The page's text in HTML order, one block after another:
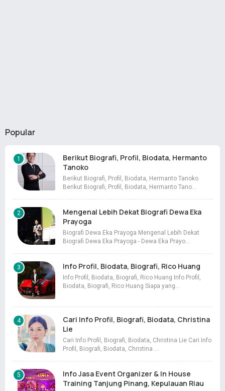
Popular
Berikut Biografi, Profil, Biodata, Hermanto
Tanoko
Berikut Biografi, Profil, Biodata, Hermanto Tanoko
Berikut Biografi, Profil, Biodata, Hermanto Tano…
Mengenal Lebih Dekat Biografi Dewa Eka
Prayoga
Biografi Dewa Eka Prayoga Mengenal Lebih Dekat
Biografi Dewa Eka Prayoga - Dewa Eka Prayo…
Info Profil, Biodata, Biografi, Rico Huang
Info Profil, Biodata, Biografi, Rico Huang Info Profil,
Biodata, Biografi, Rico Huang Siapa yang…
Cari Info Profil, Biografi, Biodata, Christina
Lie
Cari Info Profil, Biografi, Biodata, Christina Lie Cari Info
Profil, Biografi, Biodata, Christina …
Info Jasa Event Organizer & In House
Training Tanjung Pinang, Kepulauan Riau